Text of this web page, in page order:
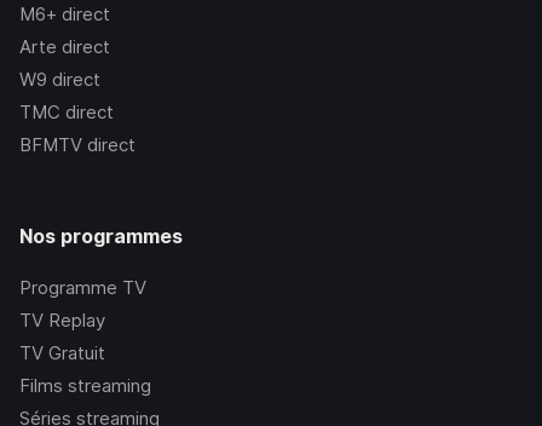
M6+ direct
Arte direct
W9 direct
TMC direct
BFMTV direct
Nos programmes
Programme TV
TV Replay
TV Gratuit
Films streaming
Séries streaming